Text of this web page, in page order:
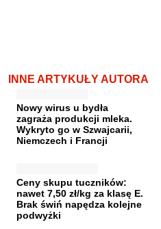
INNE ARTYKUŁY AUTORA
Nowy wirus u bydła
zagraża produkcji mleka.
Wykryto go w Szwajcarii,
Niemczech i Francji
Ceny skupu tuczników:
nawet 7,50 zł/kg za klasę E.
Brak świń napędza kolejne
podwyżki